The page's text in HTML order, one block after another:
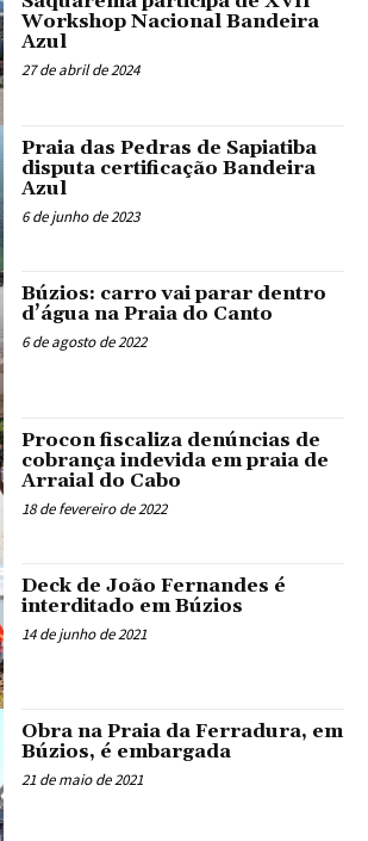
Workshop Nacional Bandeira
Azul
27 de abril de 2024
Praia das Pedras de Sapiatiba
disputa certificação Bandeira
Azul
6 de junho de 2023
Búzios: carro vai parar dentro
d’água na Praia do Canto
6 de agosto de 2022
Procon fiscaliza denúncias de
cobrança indevida em praia de
Arraial do Cabo
18 de fevereiro de 2022
Deck de João Fernandes é
interditado em Búzios
14 de junho de 2021
Obra na Praia da Ferradura, em
Búzios, é embargada
21 de maio de 2021